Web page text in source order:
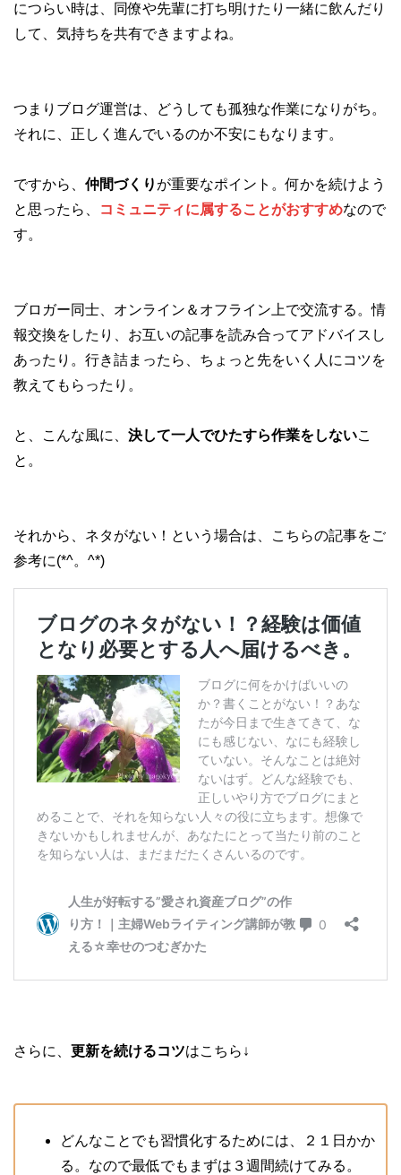
につらい時は、同僚や先輩に打ち明けたり一緒に飲んだり
して、気持ちを共有できますよね。
つまりブログ運営は、どうしても孤独な作業になりがち。
それに、正しく進んでいるのか不安にもなります。
ですから、 仲間づくり が重要なポイント。何かを続けよう
と思ったら、
コミュニティに属することがおすすめなので
す。
ブロガー同士、オンライン＆オフライン上で交流する。情
報交換をしたり、お互いの記事を読み合ってアドバイスし
あったり。行き詰まったら、ちょっと先をいく人にコツを
教えてもらったり。
と、こんな風に、 決して一人でひたすら作業をしないこ
と。
それから、ネタがない！という場合は、こちらの記事をご
参考に(*^。^*)
さらに、 更新を続けるコツはこちら↓
どんなことでも習慣化するためには、２１日かか
る。なので最低でもまずは３週間続けてみる。